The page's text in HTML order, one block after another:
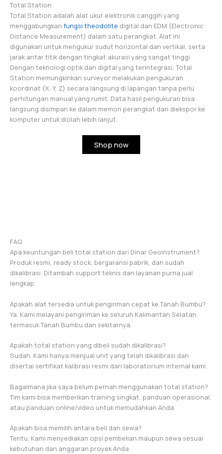
Total Station
Total Station adalah alat ukur elektronik canggih yang
menggabungkan fungsi theodolite digital dan EDM (Electronic
Distance Measurement) dalam satu perangkat. Alat ini
digunakan untuk mengukur sudut horizontal dan vertikal, serta
jarak antar titik dengan tingkat akurasi yang sangat tinggi.
Dengan teknologi optik dan digital yang terintegrasi, Total
Station memungkinkan surveyor melakukan pengukuran
koordinat (X, Y, Z) secara langsung di lapangan tanpa perlu
perhitungan manual yang rumit. Data hasil pengukuran bisa
langsung disimpan ke dalam memori perangkat dan diekspor ke
komputer untuk diolah lebih lanjut.
Shop now
FAQ
Apa keuntungan beli total station dari Dinar Geoinstrument?
Produk resmi, ready stock, bergaransi pabrik, dan sudah
dikalibrasi. Ditambah support teknis dan layanan purna jual
lengkap.
Apakah alat tersedia untuk pengiriman cepat ke Tanah Bumbu?
Ya. Kami melayani pengiriman ke seluruh Kalimantan Selatan,
termasuk Tanah Bumbu dan sekitarnya.
Apakah total station yang dibeli sudah dikalibrasi?
Sudah. Kami hanya menjual unit yang telah dikalibrasi dan
disertai sertifikat kalibrasi resmi dari laboratorium internal kami.
Bagaimana jika saya belum pernah menggunakan total station?
Tim kami bisa memberikan training singkat, panduan operasional,
atau panduan online/video untuk memudahkan Anda.
Apakah bisa memilih antara beli dan sewa?
Tentu. Kami menyediakan opsi pembelian maupun sewa sesuai
kebutuhan dan anggaran proyek Anda.